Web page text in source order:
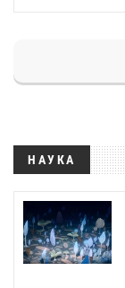
НАУКА